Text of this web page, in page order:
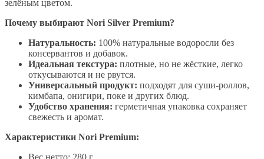
зелёным цветом.
Почему выбирают Nori Silver Premium?
Натуральность: 100% натуральные водоросли без
консервантов и добавок.
Идеальная текстура: плотные, но не жёсткие, легко
откусываются и не рвутся.
Универсальный продукт: подходят для суши-роллов,
кимбапа, онигири, поке и других блюд.
Удобство хранения: герметичная упаковка сохраняет
свежесть и аромат.
Характеристики Nori Premium:
Вес нетто: 280 г.